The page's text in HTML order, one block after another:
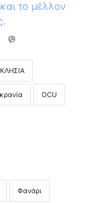
το μέλλον
OCU
Φανάρι